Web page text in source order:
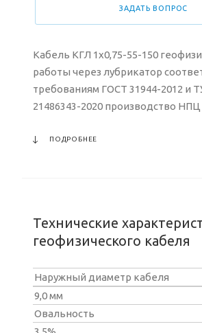
ЗАДАТЬ ВОПРОС
Кабель КГЛ 1х0,75-55-150
работы через лубрикатор
требованиям ГОСТ 31944-2012 и
21486343-2020 производство НПЦ
ПОДРОБНЕЕ
Технические
геофизического кабеля
Наружный диаметр кабеля
9,0 мм
Овальность